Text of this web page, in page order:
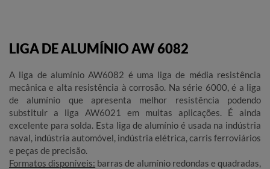
LIGA DE ALUMÍNIO AW 6082
A liga de alumínio AW6082 é uma liga de média resistência
mecânica e alta resistência à corrosão. Na série 6000, é a liga
de alumínio que apresenta melhor resistência podendo
substituir a liga AW6021 em muitas aplicações. É ainda
excelente para solda. Esta liga de alumínio é usada na indústria
naval, indústria automóvel, indústria elétrica, carris ferroviários
e peças de precisão.
Formatos disponíveis: barras de alumínio redondas e quadradas,